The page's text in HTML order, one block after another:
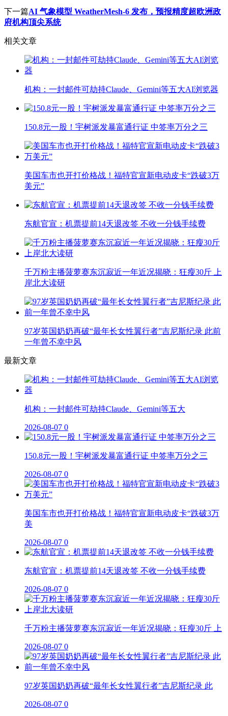
下一篇AI 气象模型 WeatherMesh-6 发布，预报精度超欧洲政
府机构顶尖系统
相关文章
机构：一封邮件可劫持Claude、Gemini等五大AI浏览器
150.8元一股！宇树派发暴富通行证 中签率万分之三
美国车市也开打价格战！福特官宣新电动皮卡“跌破3万
美元”
东航官宣：机票提前14天退改签 不收一分钱手续费
千万粉主播菠萝赛东沉寂近一年近况揭晓：狂瘦30斤 上
岸北大读研
97岁英国奶奶再破“最年长女性翼行者”吉尼斯纪录 此前
一年曾不幸中风
最新文章
机构：一封邮件可劫持Claude、Gemini等五大
2026-08-07 0
150.8元一股！宇树派发暴富通行证 中签率万分之三
2026-08-07 0
美国车市也开打价格战！福特官宣新电动皮卡“跌破3万
美
2026-08-07 0
东航官宣：机票提前14天退改签 不收一分钱手续费
2026-08-07 0
千万粉主播菠萝赛东沉寂近一年近况揭晓：狂瘦30斤 上
2026-08-07 0
97岁英国奶奶再破“最年长女性翼行者”吉尼斯纪录 此
2026-08-07 0